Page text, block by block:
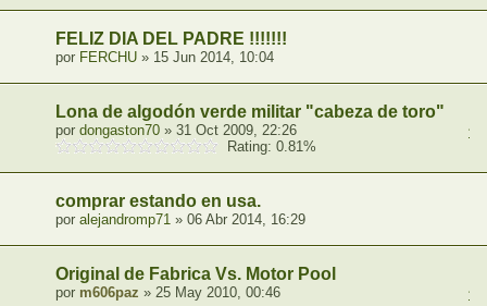
FELIZ DIA DEL PADRE !!!!!!!
por FERCHU » 15 Jun 2014, 10:04
Lona de algodón verde militar "cabeza de toro"
1
por dongaston70 » 31 Oct 2009, 22:26
Rating: 0.81%
comprar estando en usa.
por alejandromp71 » 06 Abr 2014, 16:29
Original de Fabrica Vs. Motor Pool
1
por m606paz » 25 May 2010, 00:46